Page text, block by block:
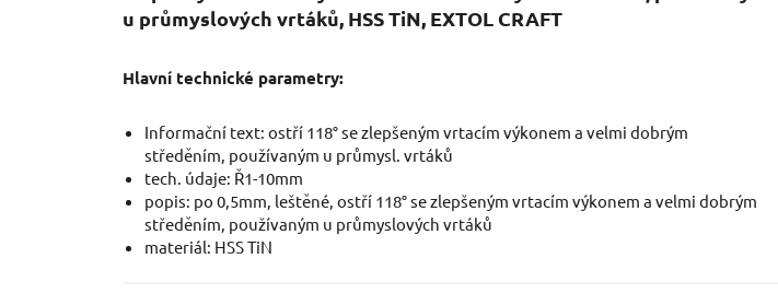
u průmyslových vrtáků, HSS TiN, EXTOL CRAFT
Hlavní technické parametry:
Informační text: ostří 118° se zlepšeným vrtacím výkonem a velmi dobrým
středěním, používaným u průmysl. vrtáků
tech. údaje: Ř1-10mm
popis: po 0,5mm, leštěné, ostří 118° se zlepšeným vrtacím výkonem a velmi dobrým
středěním, používaným u průmyslových vrtáků
materiál: HSS TiN